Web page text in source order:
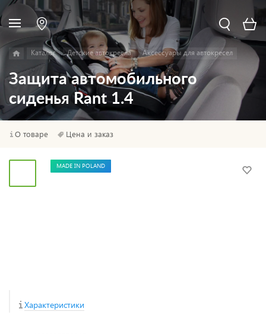
Каталог Детские автокресла Аксессуары для автокресел
Защита автомобильного
сиденья Rant 1.4
О товаре Цена и заказ
MADE IN POLAND
Характеристики